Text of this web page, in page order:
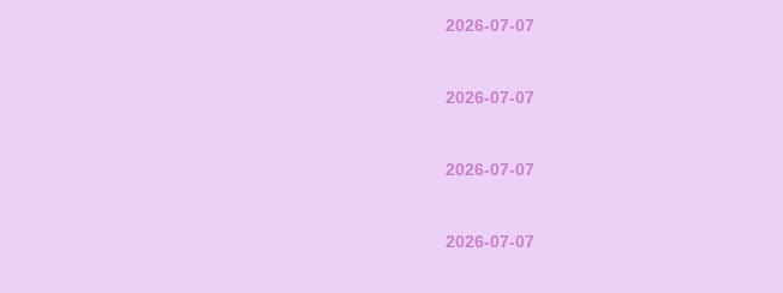
2026-07-07
2026-07-07
2026-07-07
2026-07-07